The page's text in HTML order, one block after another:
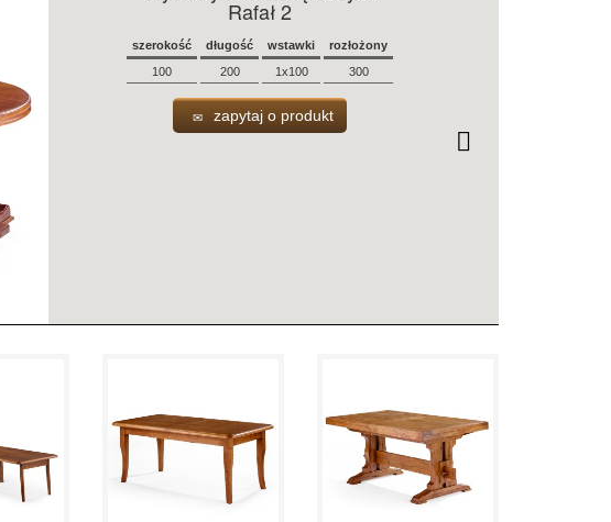
Rafał 2
szerokość długość wstawki
rozłożony
100
200 1x100 300
zapytaj o produkt